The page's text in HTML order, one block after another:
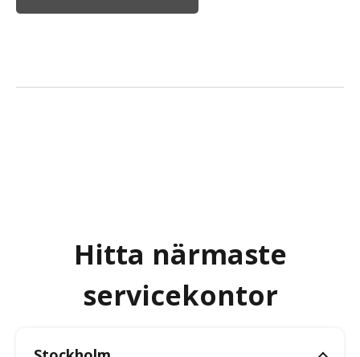
Hitta närmaste
servicekontor